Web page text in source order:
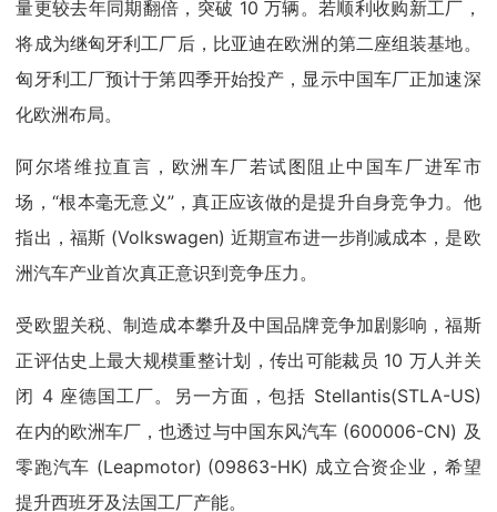
量更较去年同期翻倍，突破 10 万辆。若顺利收购新工厂，
将成为继匈牙利工厂后，比亚迪在欧洲的第二座组装基地。
匈牙利工厂预计于第四季开始投产，显示中国车厂正加速深
化欧洲布局。
阿尔塔维拉直言，欧洲车厂若试图阻止中国车厂进军市
场，“根本毫无意义”，真正应该做的是提升自身竞争力。他
指出，福斯 (Volkswagen) 近期宣布进一步削减成本，是欧
洲汽车产业首次真正意识到竞争压力。
受欧盟关税、制造成本攀升及中国品牌竞争加剧影响，福斯
正评估史上最大规模重整计划，传出可能裁员 10 万人并关
闭 4 座德国工厂。另一方面，包括 Stellantis(STLA-US)
在内的欧洲车厂，也透过与中国东风汽车 (600006-CN) 及
零跑汽车 (Leapmotor) (09863-HK) 成立合资企业，希望
提升西班牙及法国工厂产能。